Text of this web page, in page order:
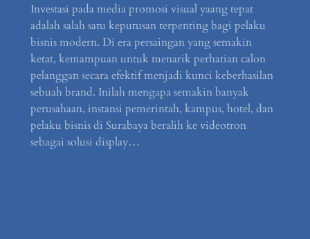
Investasi pada media promosi visual yaang tepat
adalah salah satu keputusan terpenting bagi pelaku
bisnis modern. Di era persaingan yang semakin
ketat, kemampuan untuk menarik perhatian calon
pelanggan secara efektif menjadi kunci keberhasilan
sebuah brand. Inilah mengapa semakin banyak
perusahaan, instansi pemerintah, kampus, hotel, dan
pelaku bisnis di Surabaya beralih ke videotron
sebagai solusi display…